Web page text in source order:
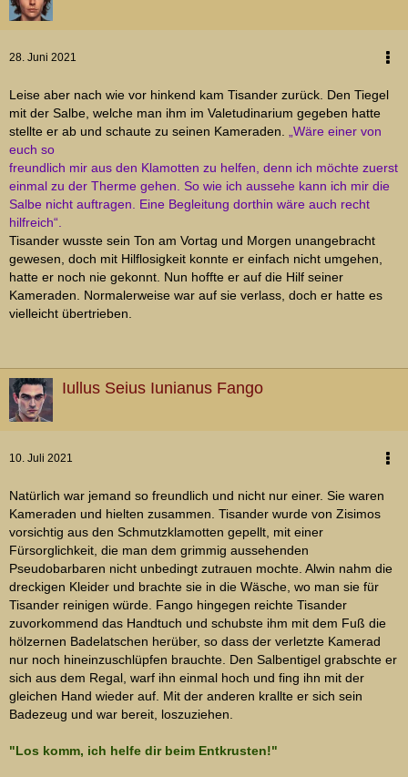
28. Juni 2021
Leise aber nach wie vor hinkend kam Tisander zurück. Den Tiegel
mit der Salbe, welche man ihm im Valetudinarium gegeben hatte
stellte er ab und schaute zu seinen Kameraden.
„Wäre einer von
euch so
freundlich mir aus den Klamotten zu helfen, denn ich möchte zuerst
einmal zu der Therme gehen. So wie ich aussehe kann ich mir die
Salbe nicht auftragen. Eine Begleitung dorthin wäre auch recht
hilfreich“.
Tisander wusste sein Ton am Vortag und Morgen unangebracht
gewesen, doch mit Hilflosigkeit konnte er einfach nicht umgehen,
hatte er noch nie gekonnt. Nun hoffte er auf die Hilf seiner
Kameraden. Normalerweise war auf sie verlass, doch er hatte es
vielleicht übertrieben.
Iullus Seius Iunianus Fango
10. Juli 2021
Natürlich war jemand so freundlich und nicht nur einer. Sie waren
Kameraden und hielten zusammen. Tisander wurde von Zisimos
vorsichtig aus den Schmutzklamotten gepellt, mit einer
Fürsorglichkeit, die man dem grimmig aussehenden
Pseudobarbaren nicht unbedingt zutrauen mochte. Alwin nahm die
dreckigen Kleider und brachte sie in die Wäsche, wo man sie für
Tisander reinigen würde. Fango hingegen reichte Tisander
zuvorkommend das Handtuch und schubste ihm mit dem Fuß die
hölzernen Badelatschen herüber, so dass der verletzte Kamerad
nur noch hineinzuschlüpfen brauchte. Den Salbentigel grabschte er
sich aus dem Regal, warf ihn einmal hoch und fing ihn mit der
gleichen Hand wieder auf. Mit der anderen krallte er sich sein
Badezeug und war bereit, loszuziehen.
"Los komm, ich helfe dir beim Entkrusten!"